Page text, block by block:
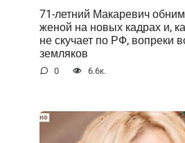
71-летний Макаревич
женой на новых кадрах и,
не скучает по РФ, вопреки
земляков
0 6.6к.